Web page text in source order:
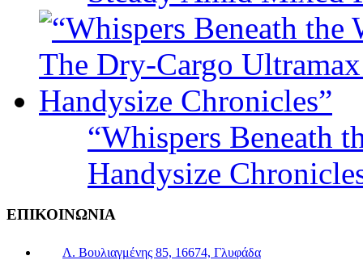
“Whispers Beneath
Handysize
ΕΠΙΚΟΙΝΩΝΙΑ
Λ. Βουλιαγμένης 85, 16674, Γλυφάδα